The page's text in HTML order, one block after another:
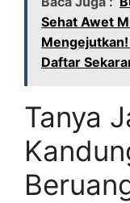
Sehat Awet
Daftar
Tanya